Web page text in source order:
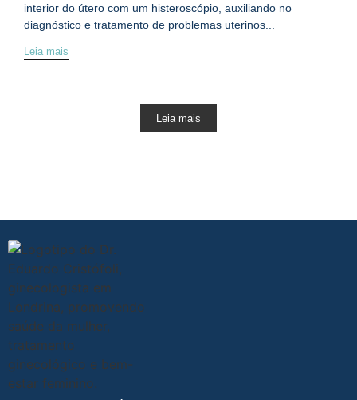
interior do útero com um histeroscópio, auxiliando no
diagnóstico e tratamento de problemas uterinos...
Leia mais
Leia mais